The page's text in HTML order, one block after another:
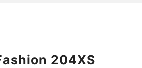
204XS